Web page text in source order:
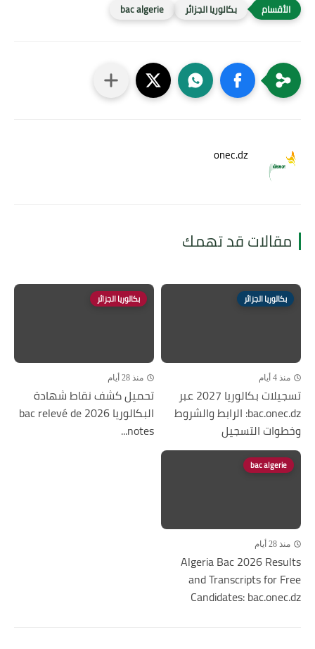
بكالوريا الجزائر bac algerie
onec.dz
مقالات قد تهمك
بكالوريا الجزائر
منذ 4 أيام
تسجيلات بكالوريا 2027 عبر
bac.onec.dz: الرابط والشروط
وخطوات التسجيل
بكالوريا الجزائر
منذ 28 أيام
تحميل كشف نقاط شهادة
البكالوريا 2026 bac relevé de
notes...
bac algerie
منذ 28 أيام
Algeria Bac 2026 Results
and Transcripts for Free
Candidates: bac.onec.dz